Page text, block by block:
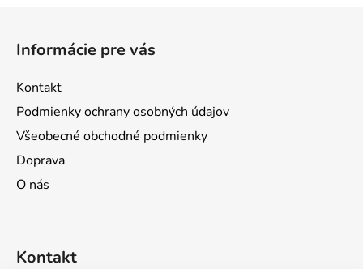
Informácie pre vás
Kontakt
Podmienky ochrany osobných údajov
Všeobecné obchodné podmienky
Doprava
O nás
Kontakt